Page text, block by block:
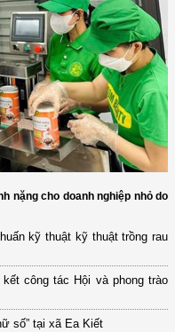
nặng cho doanh nghiệp nhỏ do
kỹ thuật kỹ thuật trồng rau
công tác Hội và phong trào
số” tại xã Ea Kiết
vụ Khoa học, công nghệ và
định số 2415/QĐ-TTg ngày